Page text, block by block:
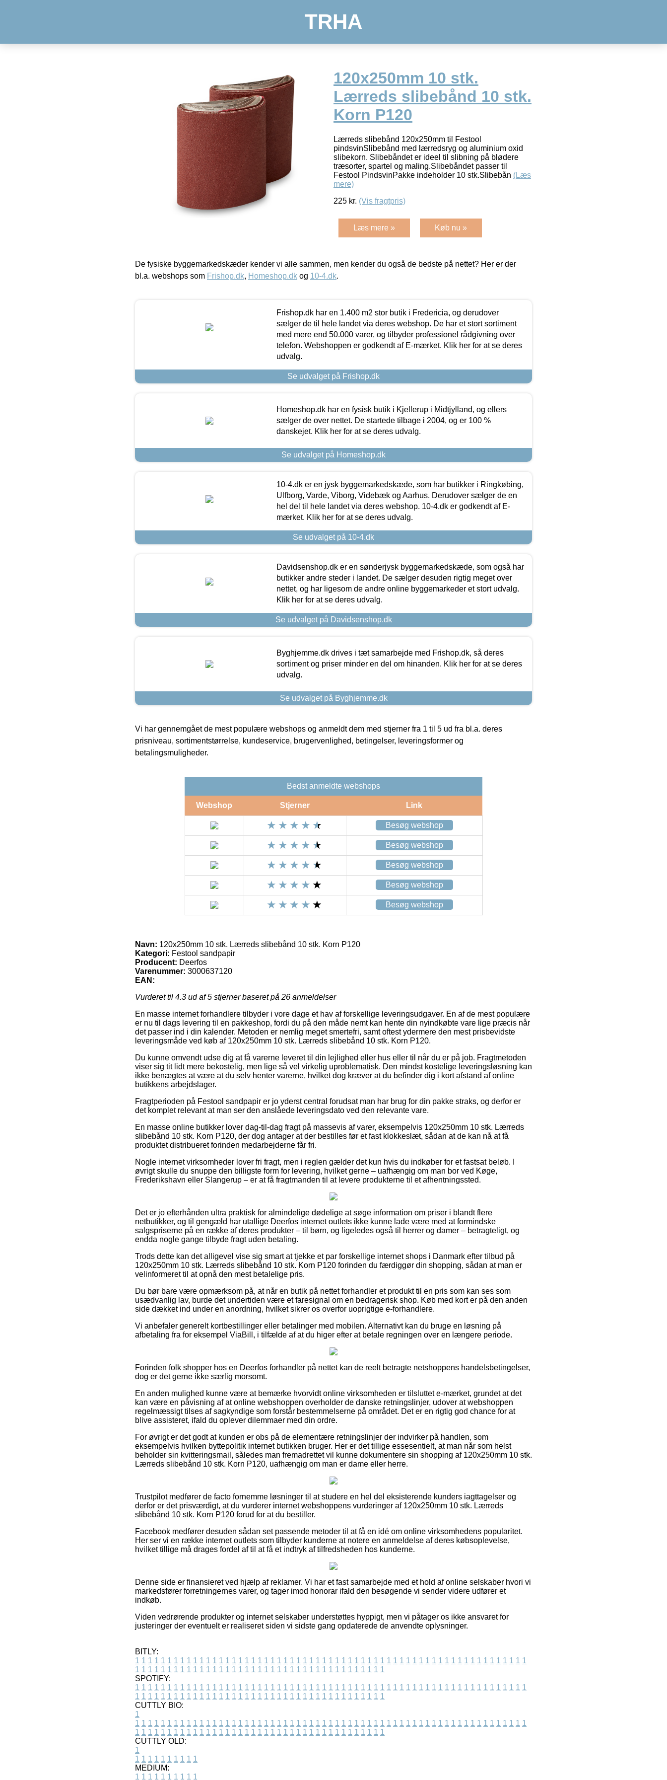
TRHA
120x250mm 10 stk.
Lærreds slibebånd 10 stk.
Korn P120
Lærreds slibebånd 120x250mm til Festool
pindsvinSlibebånd med lærredsryg og aluminium oxid
slibekorn. Slibebåndet er ideel til slibning på blødere
træsorter, spartel og maling.Slibebåndet passer til
Festool PindsvinPakke indeholder 10 stk.Slibebån (Læs
mere)
225 kr. (Vis fragtpris)
Læs mere » Køb nu »
De fysiske byggemarkedskæder kender vi alle sammen, men kender du også de bedste på nettet? Her er der
bl.a. webshops som Frishop.dk, Homeshop.dk og 10-4.dk.
Frishop.dk har en 1.400 m2 stor butik i Fredericia, og derudover
sælger de til hele landet via deres webshop. De har et stort sortiment
med mere end 50.000 varer, og tilbyder professionel rådgivning over
telefon. Webshoppen er godkendt af E-mærket. Klik her for at se deres
udvalg.
Se udvalget på Frishop.dk
Homeshop.dk har en fysisk butik i Kjellerup i Midtjylland, og ellers
sælger de over nettet. De startede tilbage i 2004, og er 100 %
danskejet. Klik her for at se deres udvalg.
Se udvalget på Homeshop.dk
10-4.dk er en jysk byggemarkedskæde, som har butikker i Ringkøbing,
Ulfborg, Varde, Viborg, Videbæk og Aarhus. Derudover sælger de en
hel del til hele landet via deres webshop. 10-4.dk er godkendt af E-
mærket. Klik her for at se deres udvalg.
Se udvalget på 10-4.dk
Davidsenshop.dk er en sønderjysk byggemarkedskæde, som også har
butikker andre steder i landet. De sælger desuden rigtig meget over
nettet, og har ligesom de andre online byggemarkeder et stort udvalg.
Klik her for at se deres udvalg.
Se udvalget på Davidsenshop.dk
Byghjemme.dk drives i tæt samarbejde med Frishop.dk, så deres
sortiment og priser minder en del om hinanden. Klik her for at se deres
udvalg.
Se udvalget på Byghjemme.dk
Vi har gennemgået de mest populære webshops og anmeldt dem med stjerner fra 1 til 5 ud fra bl.a. deres
prisniveau, sortimentstørrelse, kundeservice, brugervenlighed, betingelser, leveringsformer og
betalingsmuligheder.
Bedst anmeldte webshops
Webshop Stjerner Link
Besøg webshop
Besøg webshop
Besøg webshop
Besøg webshop
Besøg webshop
Navn: 120x250mm 10 stk. Lærreds slibebånd 10 stk. Korn P120
Kategori: Festool sandpapir
Producent: Deerfos
Varenummer: 3000637120
EAN:
Vurderet til 4.3 ud af 5 stjerner baseret på 26 anmeldelser
En masse internet forhandlere tilbyder i vore dage et hav af forskellige leveringsudgaver. En af de mest populære
er nu til dags levering til en pakkeshop, fordi du på den måde nemt kan hente din nyindkøbte vare lige præcis når
det passer ind i din kalender. Metoden er nemlig meget smertefri, samt oftest ydermere den mest prisbevidste
leveringsmåde ved køb af 120x250mm 10 stk. Lærreds slibebånd 10 stk. Korn P120.
Du kunne omvendt udse dig at få varerne leveret til din lejlighed eller hus eller til når du er på job. Fragtmetoden
viser sig tit lidt mere bekostelig, men lige så vel virkelig uproblematisk. Den mindst kostelige leveringsløsning kan
ikke benægtes at være at du selv henter varerne, hvilket dog kræver at du befinder dig i kort afstand af online
butikkens arbejdslager.
Fragtperioden på Festool sandpapir er jo yderst central forudsat man har brug for din pakke straks, og derfor er
det komplet relevant at man ser den anslåede leveringsdato ved den relevante vare.
En masse online butikker lover dag-til-dag fragt på massevis af varer, eksempelvis 120x250mm 10 stk. Lærreds
slibebånd 10 stk. Korn P120, der dog antager at der bestilles før et fast klokkeslæt, sådan at de kan nå at få
produktet distribueret forinden medarbejderne får fri.
Nogle internet virksomheder lover fri fragt, men i reglen gælder det kun hvis du indkøber for et fastsat beløb. I
øvrigt skulle du snuppe den billigste form for levering, hvilket gerne – uafhængig om man bor ved Køge,
Frederikshavn eller Slangerup – er at få fragtmanden til at levere produkterne til et afhentningssted.
Det er jo efterhånden ultra praktisk for almindelige dødelige at søge information om priser i blandt flere
netbutikker, og til gengæld har utallige Deerfos internet outlets ikke kunne lade være med at formindske
salgspriserne på en række af deres produkter – til børn, og ligeledes også til herrer og damer – betragteligt, og
endda nogle gange tilbyde fragt uden betaling.
Trods dette kan det alligevel vise sig smart at tjekke et par forskellige internet shops i Danmark efter tilbud på
120x250mm 10 stk. Lærreds slibebånd 10 stk. Korn P120 forinden du færdiggør din shopping, sådan at man er
velinformeret til at opnå den mest betalelige pris.
Du bør bare være opmærksom på, at når en butik på nettet forhandler et produkt til en pris som kan ses som
usædvanlig lav, burde det undertiden være et faresignal om en bedragerisk shop. Køb med kort er på den anden
side dækket ind under en anordning, hvilket sikrer os overfor uoprigtige e-forhandlere.
Vi anbefaler generelt kortbestillinger eller betalinger med mobilen. Alternativt kan du bruge en løsning på
afbetaling fra for eksempel ViaBill, i tilfælde af at du higer efter at betale regningen over en længere periode.
Forinden folk shopper hos en Deerfos forhandler på nettet kan de reelt betragte netshoppens handelsbetingelser,
dog er det gerne ikke særlig morsomt.
En anden mulighed kunne være at bemærke hvorvidt online virksomheden er tilsluttet e-mærket, grundet at det
kan være en påvisning af at online webshoppen overholder de danske retningslinjer, udover at webshoppen
regelmæssigt tilses af sagkyndige som forstår bestemmelserne på området. Det er en rigtig god chance for at
blive assisteret, ifald du oplever dilemmaer med din ordre.
For øvrigt er det godt at kunden er obs på de elementære retningslinjer der indvirker på handlen, som
eksempelvis hvilken byttepolitik internet butikken bruger. Her er det tillige essesentielt, at man når som helst
beholder sin kvitteringsmail, således man fremadrettet vil kunne dokumentere sin shopping af 120x250mm 10 stk.
Lærreds slibebånd 10 stk. Korn P120, uafhængig om man er dame eller herre.
Trustpilot medfører de facto fornemme løsninger til at studere en hel del eksisterende kunders iagttagelser og
derfor er det prisværdigt, at du vurderer internet webshoppens vurderinger af 120x250mm 10 stk. Lærreds
slibebånd 10 stk. Korn P120 forud for at du bestiller.
Facebook medfører desuden sådan set passende metoder til at få en idé om online virksomhedens popularitet.
Her ser vi en række internet outlets som tilbyder kunderne at notere en anmeldelse af deres købsoplevelse,
hvilket tillige må drages fordel af til at få et indtryk af tilfredsheden hos kunderne.
Denne side er finansieret ved hjælp af reklamer. Vi har et fast samarbejde med et hold af online selskaber hvori vi
markedsfører forretningernes varer, og tager imod honorar ifald den besøgende vi sender videre udfører et
indkøb.
Viden vedrørende produkter og internet selskaber understøttes hyppigt, men vi påtager os ikke ansvaret for
justeringer der eventuelt er realiseret siden vi sidste gang opdaterede de anvendte oplysninger.
BITLY:
1 1 1 1 1 1 1 1 1 1 1 1 1 1 1 1 1 1 1 1 1 1 1 1 1 1 1 1 1 1 1 1 1 1 1 1 1 1 1 1 1 1 1 1 1 1 1 1 1 1 1 1 1 1 1 1 1 1 1 1 1
1 1 1 1 1 1 1 1 1 1 1 1 1 1 1 1 1 1 1 1 1 1 1 1 1 1 1 1 1 1 1 1 1 1 1 1 1 1 1
SPOTIFY:
1 1 1 1 1 1 1 1 1 1 1 1 1 1 1 1 1 1 1 1 1 1 1 1 1 1 1 1 1 1 1 1 1 1 1 1 1 1 1 1 1 1 1 1 1 1 1 1 1 1 1 1 1 1 1 1 1 1 1 1 1
1 1 1 1 1 1 1 1 1 1 1 1 1 1 1 1 1 1 1 1 1 1 1 1 1 1 1 1 1 1 1 1 1 1 1 1 1 1 1
CUTTLY BIO:
1
1 1 1 1 1 1 1 1 1 1 1 1 1 1 1 1 1 1 1 1 1 1 1 1 1 1 1 1 1 1 1 1 1 1 1 1 1 1 1 1 1 1 1 1 1 1 1 1 1 1 1 1 1 1 1 1 1 1 1 1 1
1 1 1 1 1 1 1 1 1 1 1 1 1 1 1 1 1 1 1 1 1 1 1 1 1 1 1 1 1 1 1 1 1 1 1 1 1 1 1
CUTTLY OLD:
1
1 1 1 1 1 1 1 1 1 1
MEDIUM:
1 1 1 1 1 1 1 1 1 1